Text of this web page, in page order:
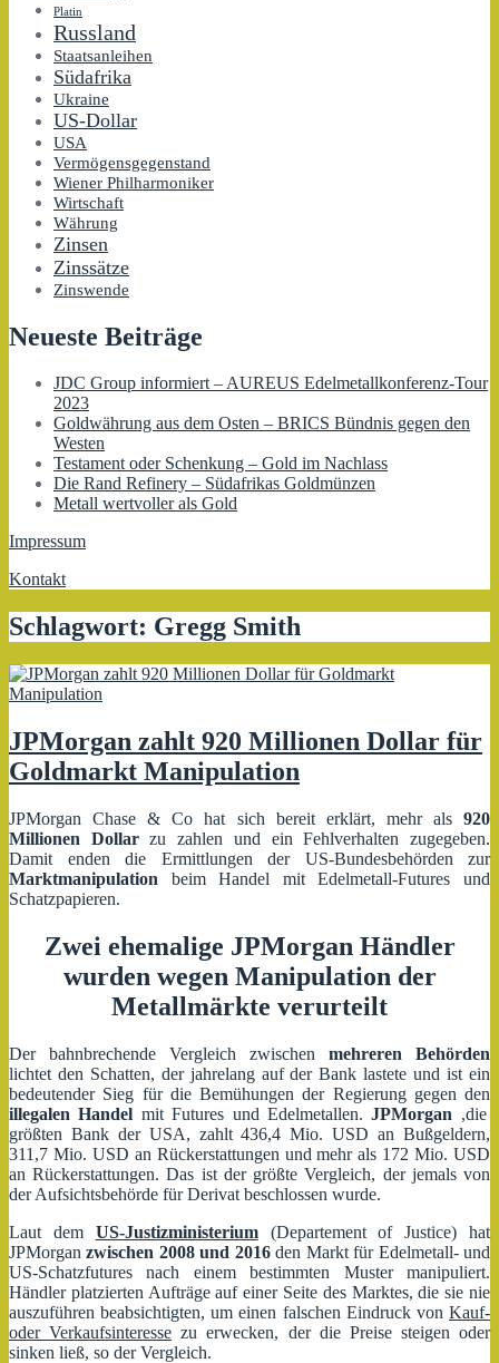
Platin
Russland
Staatsanleihen
Südafrika
Ukraine
US-Dollar
USA
Vermögensgegenstand
Wiener Philharmoniker
Wirtschaft
Währung
Zinsen
Zinssätze
Zinswende
Neueste Beiträge
JDC Group informiert – AUREUS Edelmetallkonferenz-Tour
2023
Goldwährung aus dem Osten – BRICS Bündnis gegen den
Westen
Testament oder Schenkung – Gold im Nachlass
Die Rand Refinery – Südafrikas Goldmünzen
Metall wertvoller als Gold
Impressum
Kontakt
Schlagwort: Gregg Smith
JPMorgan zahlt 920 Millionen Dollar für
Goldmarkt Manipulation
JPMorgan Chase & Co hat sich bereit erklärt, mehr als 920
Millionen Dollarzu zahlen und ein Fehlverhalten zugegeben.
Damit enden die Ermittlungen der US-Bundesbehörden zur
Marktmanipulation beim Handel mit Edelmetall-Futures und
Schatzpapieren.
Zwei ehemalige JPMorgan Händler
wurden wegen Manipulation der
Metallmärkte verurteilt
Der bahnbrechende Vergleich zwischen mehreren Behörden
lichtet den Schatten, der jahrelang auf der Bank lastete und ist ein
bedeutender Sieg für die Bemühungen der Regierung gegen den
illegalen Handel mit Futures und Edelmetallen.JPMorgan ,die
größten Bank der USA, zahlt 436,4 Mio. USD an Bußgeldern,
311,7 Mio. USD an Rückerstattungen und mehr als 172 Mio. USD
an Rückerstattungen. Das ist der größte Vergleich, der jemals von
der Aufsichtsbehörde für Derivat beschlossen wurde.
Laut dem US-Justizministerium(Departement of Justice) hat
JPMorganzwischen 2008 und 2016den Markt für Edelmetall- und
US-Schatzfutures nach einem bestimmten Muster manipuliert.
Händler platzierten Aufträge auf einer Seite des Marktes, die sie nie
auszuführen beabsichtigten, um einen falschen Eindruck von Kauf-
oder Verkaufsinteresse zu erwecken, der die Preise steigen oder
sinken ließ, so der Vergleich.